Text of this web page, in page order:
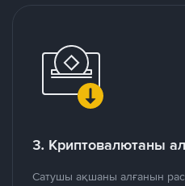
3. Криптовалютаны
Сатушы ақшаны алғанын